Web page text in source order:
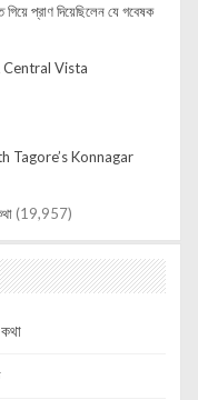
প্রাণ দিয়েছিলেন যে গবেষক
Vista
Tagore’s Konnagar
(19,957)